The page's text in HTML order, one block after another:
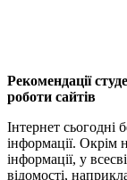
Рекомендації
роботи сайтів
Інтернет cьогодні
інформації. Окрім
інформації, у
відомості,